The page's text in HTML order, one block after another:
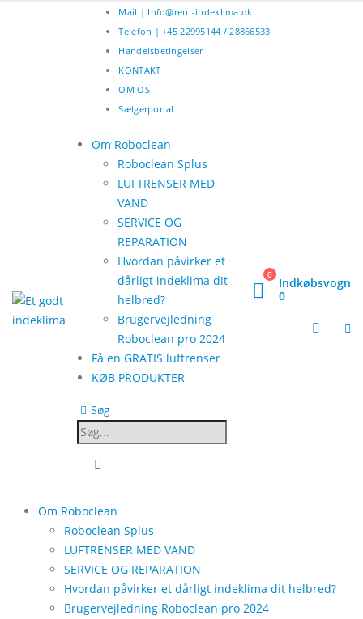
Mail | Info@rent-indeklima.dk
Telefon | +45 22995144 / 28866533
Handelsbetingelser
KONTAKT
OM OS
Sælgerportal
Om Roboclean
Roboclean Splus
LUFTRENSER MED
VAND
SERVICE OG
REPARATION
Hvordan påvirker et
dårligt indeklima dit
helbred?
Brugervejledning
Roboclean pro 2024
Få en GRATIS luftrenser
KØB PRODUKTER
Søg
0
Indkøbsvogn
0
Om Roboclean
Roboclean Splus
LUFTRENSER MED VAND
SERVICE OG REPARATION
Hvordan påvirker et dårligt indeklima dit helbred?
Brugervejledning Roboclean pro 2024